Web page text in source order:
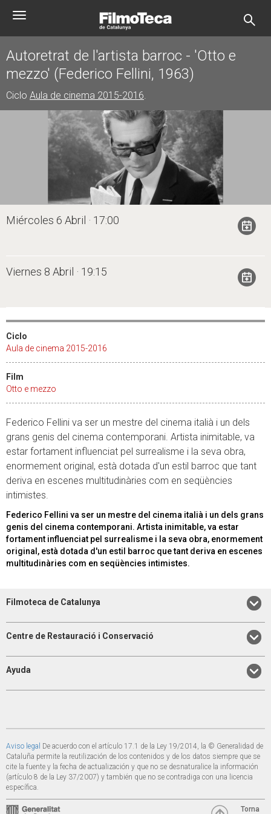
Toggle
Autoretrat de l'artista barroc - 'Otto e
mezzo' (Federico Fellini, 1963)
Ciclo Aula de cinema 2015-2016.
Miércoles 6 Abril · 17:00
Viernes 8 Abril · 19:15
Ciclo
Aula de cinema 2015-2016
Film
Otto e mezzo
Federico Fellini va ser un mestre del cinema italià i un dels
grans genis del cinema contemporani. Artista inimitable, va
estar fortament influenciat pel surrealisme i la seva obra,
enormement original, està dotada d'un estil barroc que tant
deriva en escenes multitudinàries com en seqüències
intimistes.
Federico Fellini va ser un mestre del cinema italià i un dels grans
genis del cinema contemporani. Artista inimitable, va estar
fortament influenciat pel surrealisme i la seva obra, enormement
original, està dotada d'un estil barroc que tant deriva en escenes
multitudinàries com en seqüències intimistes.
Filmoteca de Catalunya
Centre de Restauració i Conservació
Ayuda
Aviso legal De acuerdo con el artículo 17.1 de la Ley 19/2014, la © Generalidad de
Cataluña permite la reutilización de los contenidos y de los datos siempre que se
cite la fuente y la fecha de actualización y que no se desnaturalice la información
(artículo 8 de la Ley 37/2007) y también que no se contradiga con una licencia
específica.
Torna